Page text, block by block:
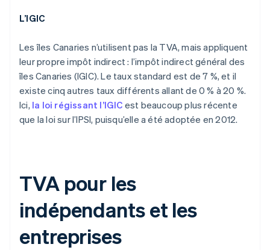
L’IGIC
Les îles Canaries n’utilisent pas la TVA, mais appliquent
leur propre impôt indirect : l’impôt indirect général des
îles Canaries (IGIC). Le taux standard est de 7 %, et il
existe cinq autres taux différents allant de 0 % à 20 %.
Ici, la loi régissant l’IGIC est beaucoup plus récente
que la loi sur l’IPSI, puisqu’elle a été adoptée en 2012.
TVA pour les
indépendants et les
entreprises